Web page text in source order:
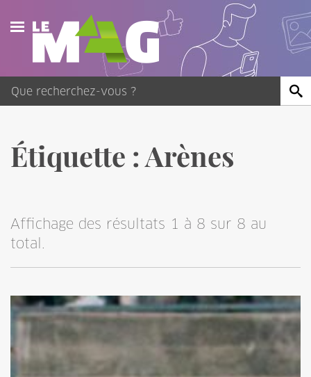
Actualités
Agenda
Vidéos
Étiquette :Arènes
Affichage des résultats 1 à 8 sur 8 au
total.